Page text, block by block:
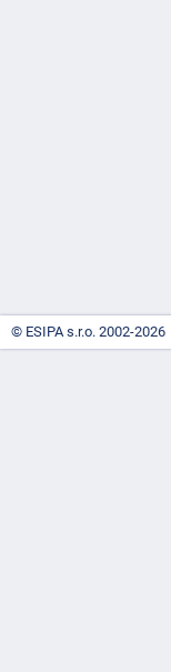
© ESIPA s.r.o. 2002-2026